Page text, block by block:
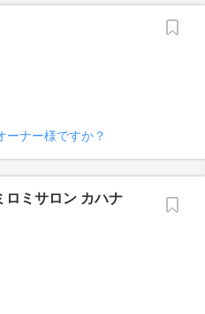
ーナー様ですか？
ロミサロン カハナ